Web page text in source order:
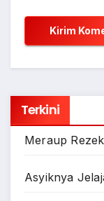
Terkini
Meraup
Asyiknya